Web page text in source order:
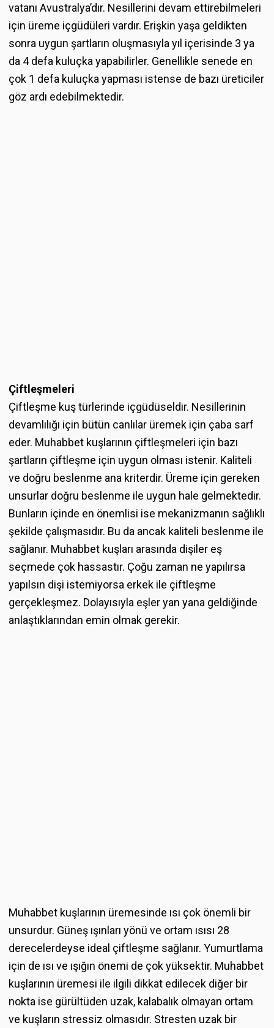
vatanı Avustralya’dır. Nesillerini devam ettirebilmeleri
için üreme içgüdüleri vardır. Erişkin yaşa geldikten
sonra uygun şartların oluşmasıyla yıl içerisinde 3 ya
da 4 defa kuluçka yapabilirler. Genellikle senede en
çok 1 defa kuluçka yapması istense de bazı üreticiler
göz ardı edebilmektedir.
Çiftleşmeleri
Çiftleşme kuş türlerinde içgüdüseldir. Nesillerinin
devamlılığı için bütün canlılar üremek için çaba sarf
eder. Muhabbet kuşlarının çiftleşmeleri için bazı
şartların çiftleşme için uygun olması istenir. Kaliteli
ve doğru beslenme ana kriterdir. Üreme için gereken
unsurlar doğru beslenme ile uygun hale gelmektedir.
Bunların içinde en önemlisi ise mekanizmanın sağlıklı
şekilde çalışmasıdır. Bu da ancak kaliteli beslenme ile
sağlanır. Muhabbet kuşları arasında dişiler eş
seçmede çok hassastır. Çoğu zaman ne yapılırsa
yapılsın dişi istemiyorsa erkek ile çiftleşme
gerçekleşmez. Dolayısıyla eşler yan yana geldiğinde
anlaştıklarından emin olmak gerekir.
Muhabbet kuşlarının üremesinde ısı çok önemli bir
unsurdur. Güneş ışınları yönü ve ortam ısısı 28
derecelerdeyse ideal çiftleşme sağlanır. Yumurtlama
için de ısı ve ışığın önemi de çok yüksektir. Muhabbet
kuşlarının üremesi ile ilgili dikkat edilecek diğer bir
nokta ise gürültüden uzak, kalabalık olmayan ortam
ve kuşların stressiz olmasıdır. Stresten uzak bir